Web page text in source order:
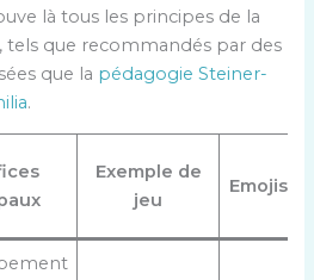
là tous les principes de la
tels que recommandés par des
que la pédagogie Steiner-
.
Exemple de
jeu
Emojis